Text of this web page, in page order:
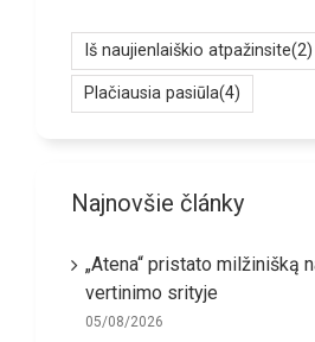
Iš naujienlaiškio atpažinsite(2)
Plačiausia pasiūla(4)
Najnovšie články
„Atena“ pristato milžinišką
vertinimo srityje
05/08/2026